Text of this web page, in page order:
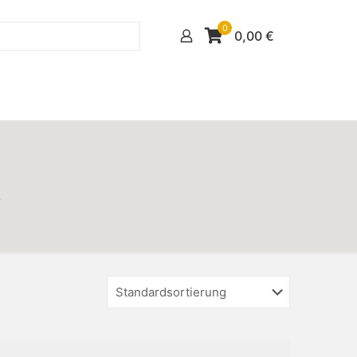
0 0,00 €